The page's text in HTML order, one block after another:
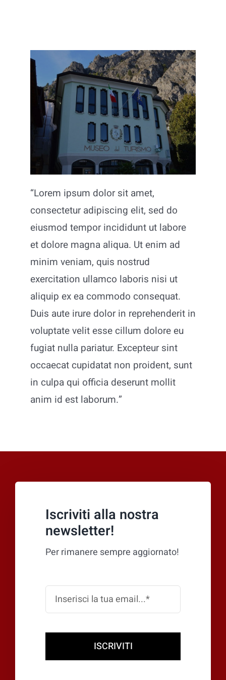
“Lorem ipsum dolor sit amet,
consectetur adipiscing elit, sed do
eiusmod tempor incididunt ut labore
et dolore magna aliqua. Ut enim ad
minim veniam, quis nostrud
exercitation ullamco laboris nisi ut
aliquip ex ea commodo consequat.
Duis aute irure dolor in reprehenderit in
voluptate velit esse cillum dolore eu
fugiat nulla pariatur. Excepteur sint
occaecat cupidatat non proident, sunt
in culpa qui officia deserunt mollit
anim id est laborum.”
Iscriviti alla nostra
newsletter!
Per rimanere sempre aggiornato!
ISCRIVITI